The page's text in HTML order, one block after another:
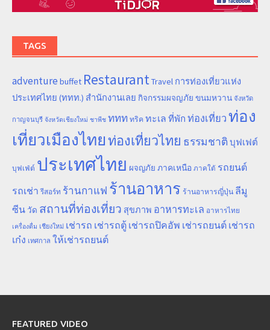
TAGS
adventure buffet RestaurantTravel การท่องเที่ยวแห่ง
ประเทศไทย (ททท.) สำนักงานเลย กิจกรรมผจญภัย ขนมหวาน จังหวัด
กาญจนบุรี จังหวัดเชียงใหม่ ชาพีช ททท ทริค ทะเล ที่พัก ท่องเที่ยวท่อง
เที่ยวเมืองไทยท่องเที่ยวไทย ธรรมชาติ บุฟเฟต์
บุฟเฟ่ต์ ประเทศไทย ผจญภัย ภาคเหนือ ภาคใต้ รถยนต์
รถเช่า รีสอร์ท ร้านกาแฟ ร้านอาหาร ร้านอาหารญี่ปุ่น ลีมู
ซีน วัด สถานที่ท่องเที่ยว สุขภาพ อาหารทะเล อาหารไทย
เครื่องดื่ม เชียงใหม่ เช่ารถ เช่ารถตู้ เช่ารถปิคอัพ เช่ารถยนต์ เช่ารถ
เก๋ง เทศกาล ให้เช่ารถยนต์
FEATURED VIDEO